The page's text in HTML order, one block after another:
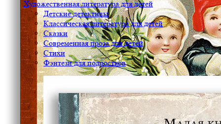
Художественная литература для детей
Детские детективы
Классическая литература для детей
Сказки
Современная проза для детей
Стихи
Фэнтези для подростков